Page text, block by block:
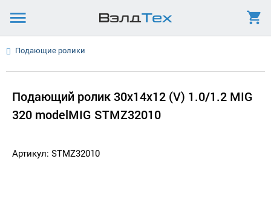
Подающие ролики
Подающий ролик 30х14х12 (V) 1.0/1.2 MIG
320 modelMIG STMZ32010
Артикул: STMZ32010